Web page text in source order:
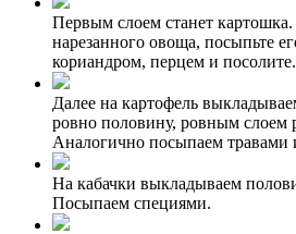
Первым слоем станет
нарезанного овоща, посыпьте
кориандром, перцем и посолите.
Далее на картофель
ровно половину, ровным слоем
Аналогично посыпаем травами
На кабачки выкладываем
Посыпаем специями.